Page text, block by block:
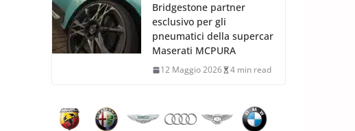
Bridgestone partner
esclusivo per gli
pneumatici della supercar
Maserati MCPURA
12 Maggio 2026 4 min read